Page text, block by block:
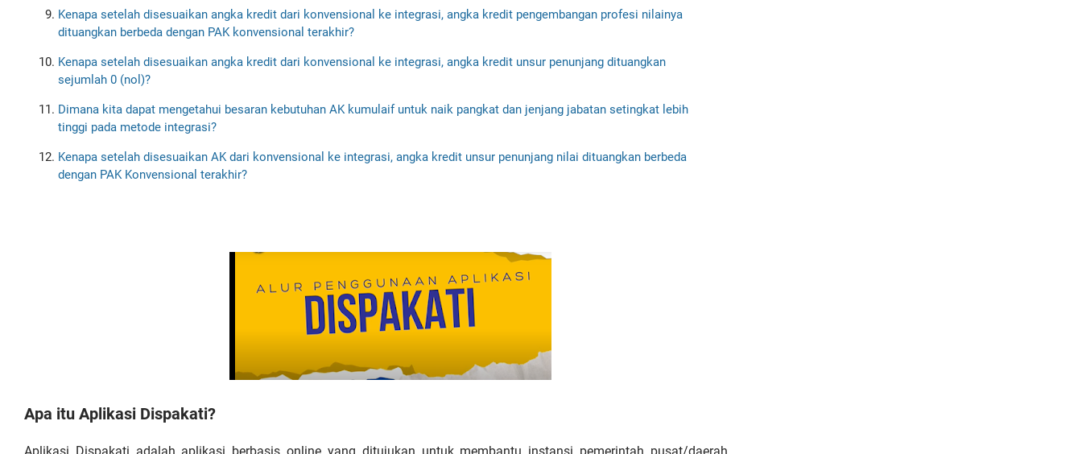
Kenapa setelah disesuaikan angka kredit dari konvensional ke integrasi, angka kredit pengembangan profesi nilainya
dituangkan berbeda dengan PAK konvensional terakhir?
Kenapa setelah disesuaikan angka kredit dari konvensional ke integrasi, angka kredit unsur penunjang dituangkan
sejumlah 0 (nol)?
Dimana kita dapat mengetahui besaran kebutuhan AK kumulaif untuk naik pangkat dan jenjang jabatan setingkat lebih
tinggi pada metode integrasi?
Kenapa setelah disesuaikan AK dari konvensional ke integrasi, angka kredit unsur penunjang nilai dituangkan berbeda
dengan PAK Konvensional terakhir?
Apa itu Aplikasi Dispakati?